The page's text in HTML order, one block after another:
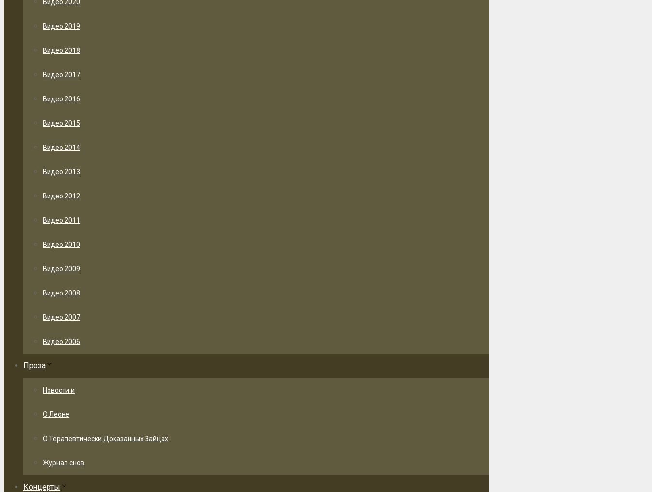
Видео 2020
Видео 2019
Видео 2018
Видео 2017
Видео 2016
Видео 2015
Видео 2014
Видео 2013
Видео 2012
Видео 2011
Видео 2010
Видео 2009
Видео 2008
Видео 2007
Видео 2006
Проза
Новости и
О Леоне
О Терапевтически Доказанных Зайцах
Журнал снов
Концерты